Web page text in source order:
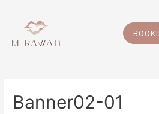
Banner02-01